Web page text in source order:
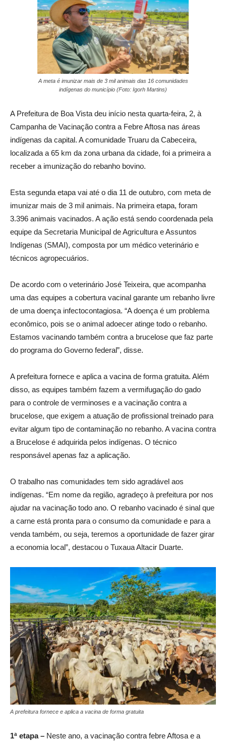
A meta é imunizar mais de 3 mil animais das 16 comunidades
indígenas do município (Foto: Igorh Martins)
A Prefeitura de Boa Vista deu início nesta quarta-feira, 2, à
Campanha de Vacinação contra a Febre Aftosa nas áreas
indígenas da capital. A comunidade Truaru da Cabeceira,
localizada a 65 km da zona urbana da cidade, foi a primeira a
receber a imunização do rebanho bovino.
Esta segunda etapa vai até o dia 11 de outubro, com meta de
imunizar mais de 3 mil animais. Na primeira etapa, foram
3.396 animais vacinados. A ação está sendo coordenada pela
equipe da Secretaria Municipal de Agricultura e Assuntos
Indígenas (SMAI), composta por um médico veterinário e
técnicos agropecuários.
De acordo com o veterinário José Teixeira, que acompanha
uma das equipes a cobertura vacinal garante um rebanho livre
de uma doença infectocontagiosa. “A doença é um problema
econômico, pois se o animal adoecer atinge todo o rebanho.
Estamos vacinando também contra a brucelose que faz parte
do programa do Governo federal”, disse.
A prefeitura fornece e aplica a vacina de forma gratuita. Além
disso, as equipes também fazem a vermifugação do gado
para o controle de verminoses e a vacinação contra a
brucelose, que exigem a atuação de profissional treinado para
evitar algum tipo de contaminação no rebanho. A vacina contra
a Brucelose é adquirida pelos indígenas. O técnico
responsável apenas faz a aplicação.
O trabalho nas comunidades tem sido agradável aos
indígenas. “Em nome da região, agradeço à prefeitura por nos
ajudar na vacinação todo ano. O rebanho vacinado é sinal que
a carne está pronta para o consumo da comunidade e para a
venda também, ou seja, teremos a oportunidade de fazer girar
a economia local”, destacou o Tuxaua Altacir Duarte.
A prefeitura fornece e aplica a vacina de forma gratuita
1ª etapa – Neste ano, a vacinação contra febre Aftosa e a